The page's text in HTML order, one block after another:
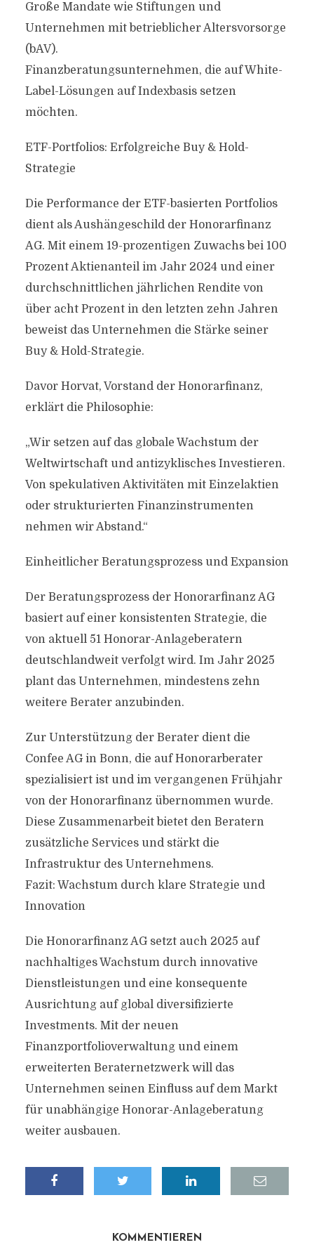
Große Mandate wie Stiftungen und
Unternehmen mit betrieblicher Altersvorsorge
(bAV).
Finanzberatungsunternehmen, die auf White-
Label-Lösungen auf Indexbasis setzen
möchten.
ETF-Portfolios: Erfolgreiche Buy & Hold-
Strategie
Die Performance der ETF-basierten Portfolios
dient als Aushängeschild der Honorarfinanz
AG. Mit einem 19-prozentigen Zuwachs bei 100
Prozent Aktienanteil im Jahr 2024 und einer
durchschnittlichen jährlichen Rendite von
über acht Prozent in den letzten zehn Jahren
beweist das Unternehmen die Stärke seiner
Buy & Hold-Strategie.
Davor Horvat, Vorstand der Honorarfinanz,
erklärt die Philosophie:
„Wir setzen auf das globale Wachstum der
Weltwirtschaft und antizyklisches Investieren.
Von spekulativen Aktivitäten mit Einzelaktien
oder strukturierten Finanzinstrumenten
nehmen wir Abstand.“
Einheitlicher Beratungsprozess und Expansion
Der Beratungsprozess der Honorarfinanz AG
basiert auf einer konsistenten Strategie, die
von aktuell 51 Honorar-Anlageberatern
deutschlandweit verfolgt wird. Im Jahr 2025
plant das Unternehmen, mindestens zehn
weitere Berater anzubinden.
Zur Unterstützung der Berater dient die
Confee AG in Bonn, die auf Honorarberater
spezialisiert ist und im vergangenen Frühjahr
von der Honorarfinanz übernommen wurde.
Diese Zusammenarbeit bietet den Beratern
zusätzliche Services und stärkt die
Infrastruktur des Unternehmens.
Fazit: Wachstum durch klare Strategie und
Innovation
Die Honorarfinanz AG setzt auch 2025 auf
nachhaltiges Wachstum durch innovative
Dienstleistungen und eine konsequente
Ausrichtung auf global diversifizierte
Investments. Mit der neuen
Finanzportfolioverwaltung und einem
erweiterten Beraternetzwerk will das
Unternehmen seinen Einfluss auf dem Markt
für unabhängige Honorar-Anlageberatung
weiter ausbauen.
KOMMENTIEREN